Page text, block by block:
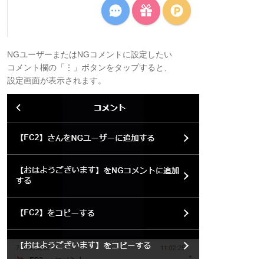
NGユーザーまたはNGコメントに設定したい
コメント欄の「⋮」ボタンをタップすると、
設定画面が表示されます。